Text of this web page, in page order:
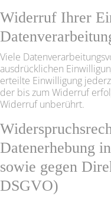
Widerruf Ihrer
Viele
ausdrücklichen
erteilte Einwilligung
der bis zum Widerruf
Widerruf unberührt.
Datenerhebung
sowie gegen
DSGVO)